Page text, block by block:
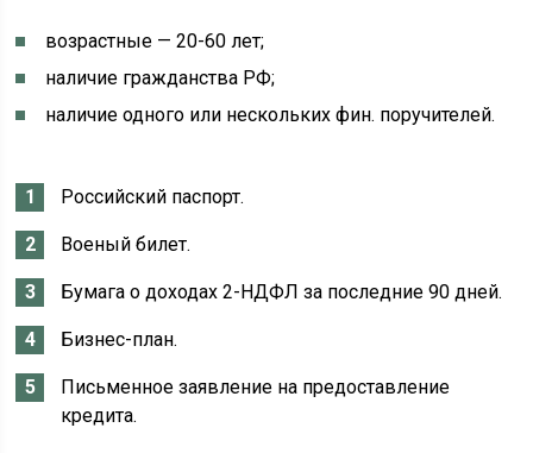
возрастные — 20-60 лет;
наличие гражданства РФ;
наличие одного или нескольких фин. поручителей.
Российский паспорт.
Военый билет.
Бумага о доходах 2-НДФЛ за последние 90 дней.
Бизнес-план.
Письменное заявление на предоставление
кредита.